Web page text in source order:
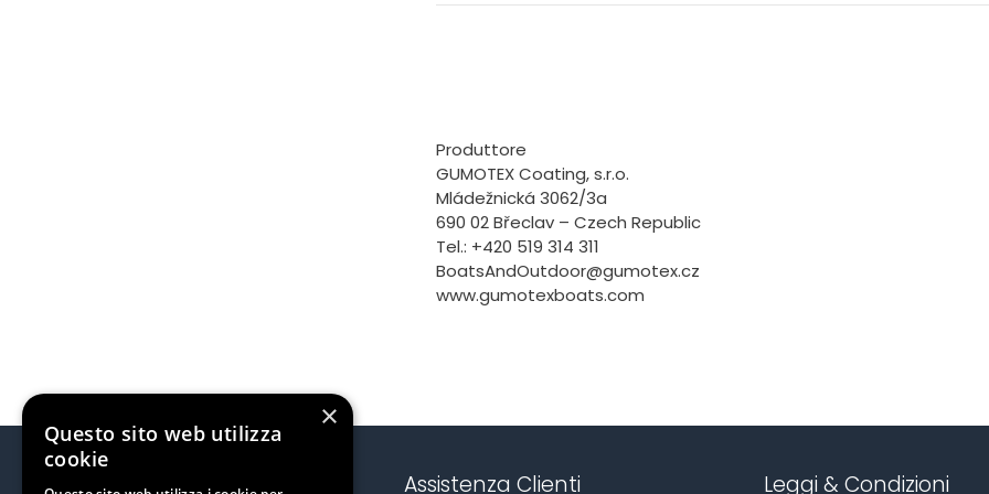
Produttore
GUMOTEX Coating, s.r.o.
Mládežnická 3062/3a
690 02 Břeclav – Czech Republic
Tel.: +420 519 314 311
BoatsAndOutdoor@gumotex.cz
www.gumotexboats.com
Contatti & Punto Vendita Assistenza Clienti Leggi & Condizioni
×
Questo sito web utilizza
cookie